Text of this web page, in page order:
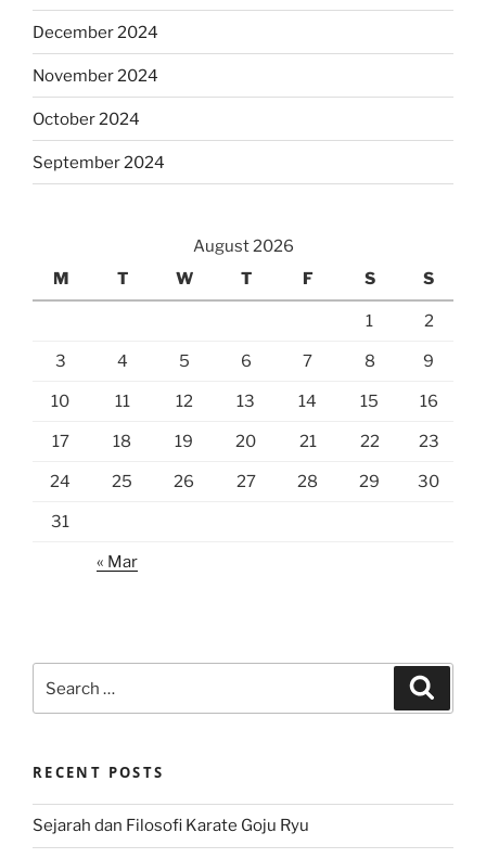
December 2024
November 2024
October 2024
September 2024
August 2026
M
T W T F S S
1 2
3 4 5 6 7 8 9
10 11 12 13 14 15 16
17 18 19 20 21 22 23
24 25 26 27 28 29 30
31
« Mar
for:
RECENT POSTS
Sejarah dan Filosofi Karate Goju Ryu